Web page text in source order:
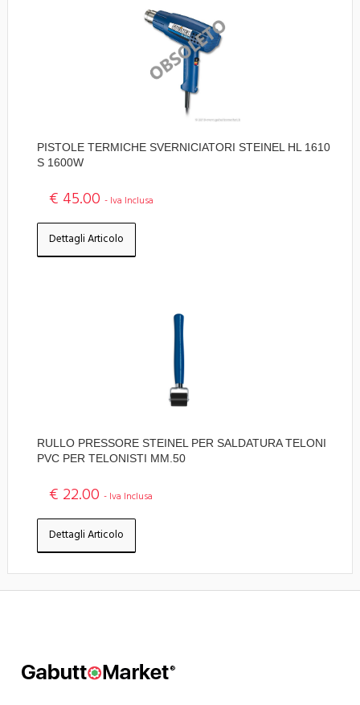
PISTOLE TERMICHE SVERNICIATORI STEINEL HL 1610
S 1600W
€ 45.00 - Iva Inclusa
Dettagli Articolo
RULLO PRESSORE STEINEL PER SALDATURA TELONI
PVC PER TELONISTI MM.50
€ 22.00 - Iva Inclusa
Dettagli Articolo